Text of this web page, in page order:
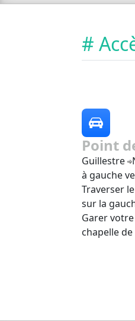
#
Point
Guillestre
à gauche
Traverser
sur la
Garer
chapelle de